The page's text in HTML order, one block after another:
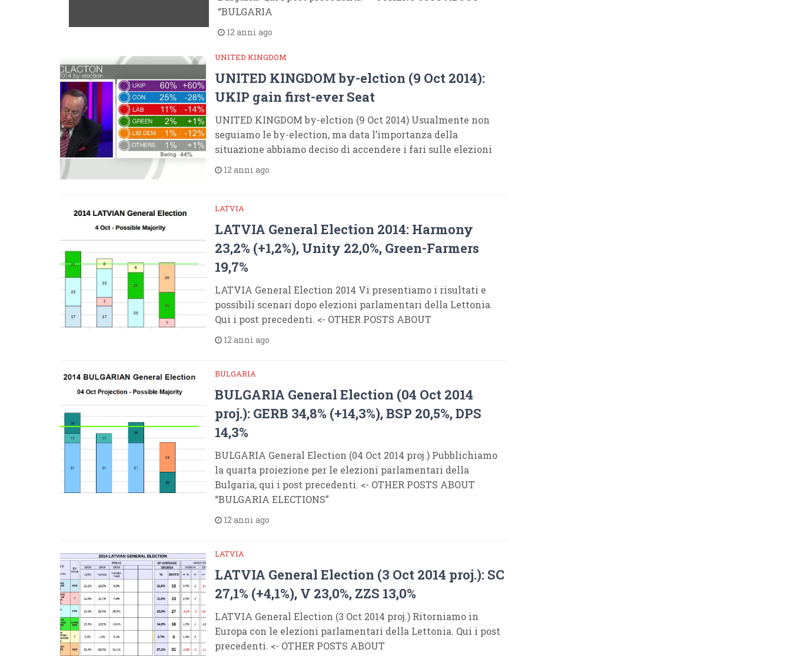
“BULGARIA
12 anni ago
UNITED KINGDOM
UNITED KINGDOM by-elction (9 Oct 2014):
UKIP gain first-ever Seat
UNITED KINGDOM by-elction (9 Oct 2014) Usualmente non
seguiamo le by-election, ma data l’importanza della
situazione abbiamo deciso di accendere i fari sulle elezioni
12 anni ago
LATVIA
LATVIA General Election 2014: Harmony
23,2% (+1,2%), Unity 22,0%, Green-Farmers
19,7%
LATVIA General Election 2014 Vi presentiamo i risultati e
possibili scenari dopo elezioni parlamentari della Lettonia.
Qui i post precedenti. <- OTHER POSTS ABOUT
12 anni ago
BULGARIA
BULGARIA General Election (04 Oct 2014
proj.): GERB 34,8% (+14,3%), BSP 20,5%, DPS
14,3%
BULGARIA General Election (04 Oct 2014 proj.) Pubblichiamo
la quarta proiezione per le elezioni parlamentari della
Bulgaria, qui i post precedenti. <- OTHER POSTS ABOUT
“BULGARIA ELECTIONS”
12 anni ago
LATVIA
LATVIA General Election (3 Oct 2014 proj.): SC
27,1% (+4,1%), V 23,0%, ZZS 13,0%
LATVIA General Election (3 Oct 2014 proj.) Ritorniamo in
Europa con le elezioni parlamentari della Lettonia. Qui i post
precedenti. <- OTHER POSTS ABOUT